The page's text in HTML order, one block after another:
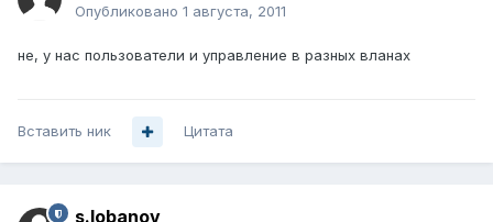
Опубликовано 1 августа, 2011
не, у нас пользователи и управление в разных вланах
Вставить ник Цитата
s.lobanov